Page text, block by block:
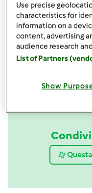
acquista
Boccale
acquista
Use precise
characteristics for
information on a
content, advertising
audience research
List of Partners
Show